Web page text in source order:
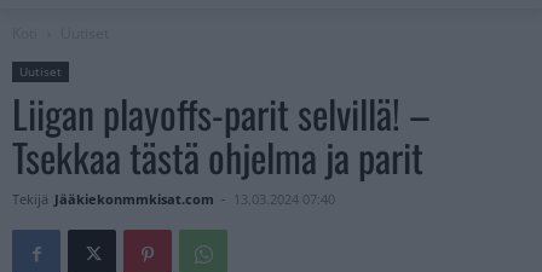
Uutiset
Liigan playoffs-parit selvillä! –
Tsekkaa tästä ohjelma ja parit
Tekijä Jääkiekonmmkisat.com - 13.03.2024 07:40